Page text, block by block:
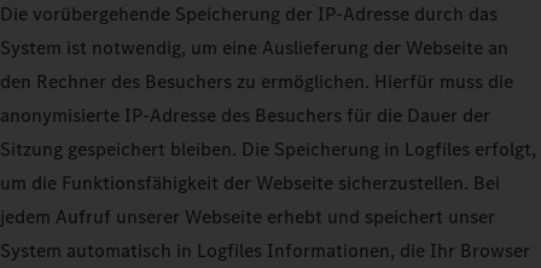
Die vorübergehende Speicherung der IP-Adresse durch das
System ist notwendig, um eine Auslieferung der Webseite an
den Rechner des Besuchers zu ermöglichen. Hierfür muss die
anonymisierte IP-Adresse des Besuchers für die Dauer der
Sitzung gespeichert bleiben. Die Speicherung in Logfiles erfolgt,
um die Funktionsfähigkeit der Webseite sicherzustellen. Bei
jedem Aufruf unserer Webseite erhebt und speichert unser
System automatisch in Logfiles Informationen, die Ihr Browser